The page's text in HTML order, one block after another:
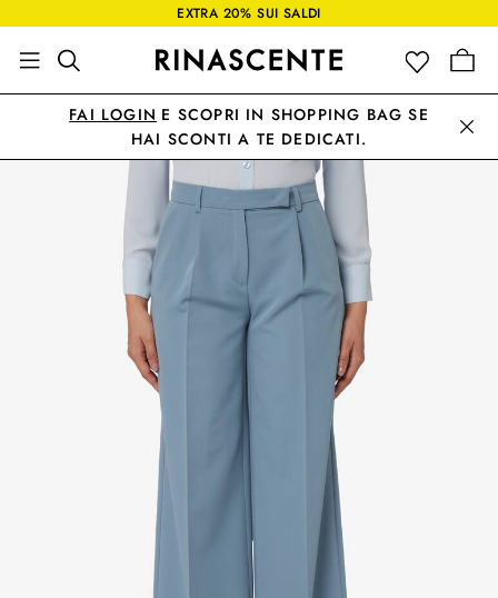
EXTRA 20% SUI SALDI
FAI LOGIN E SCOPRI IN SHOPPING BAG SE
HAI SCONTI A TE DEDICATI.